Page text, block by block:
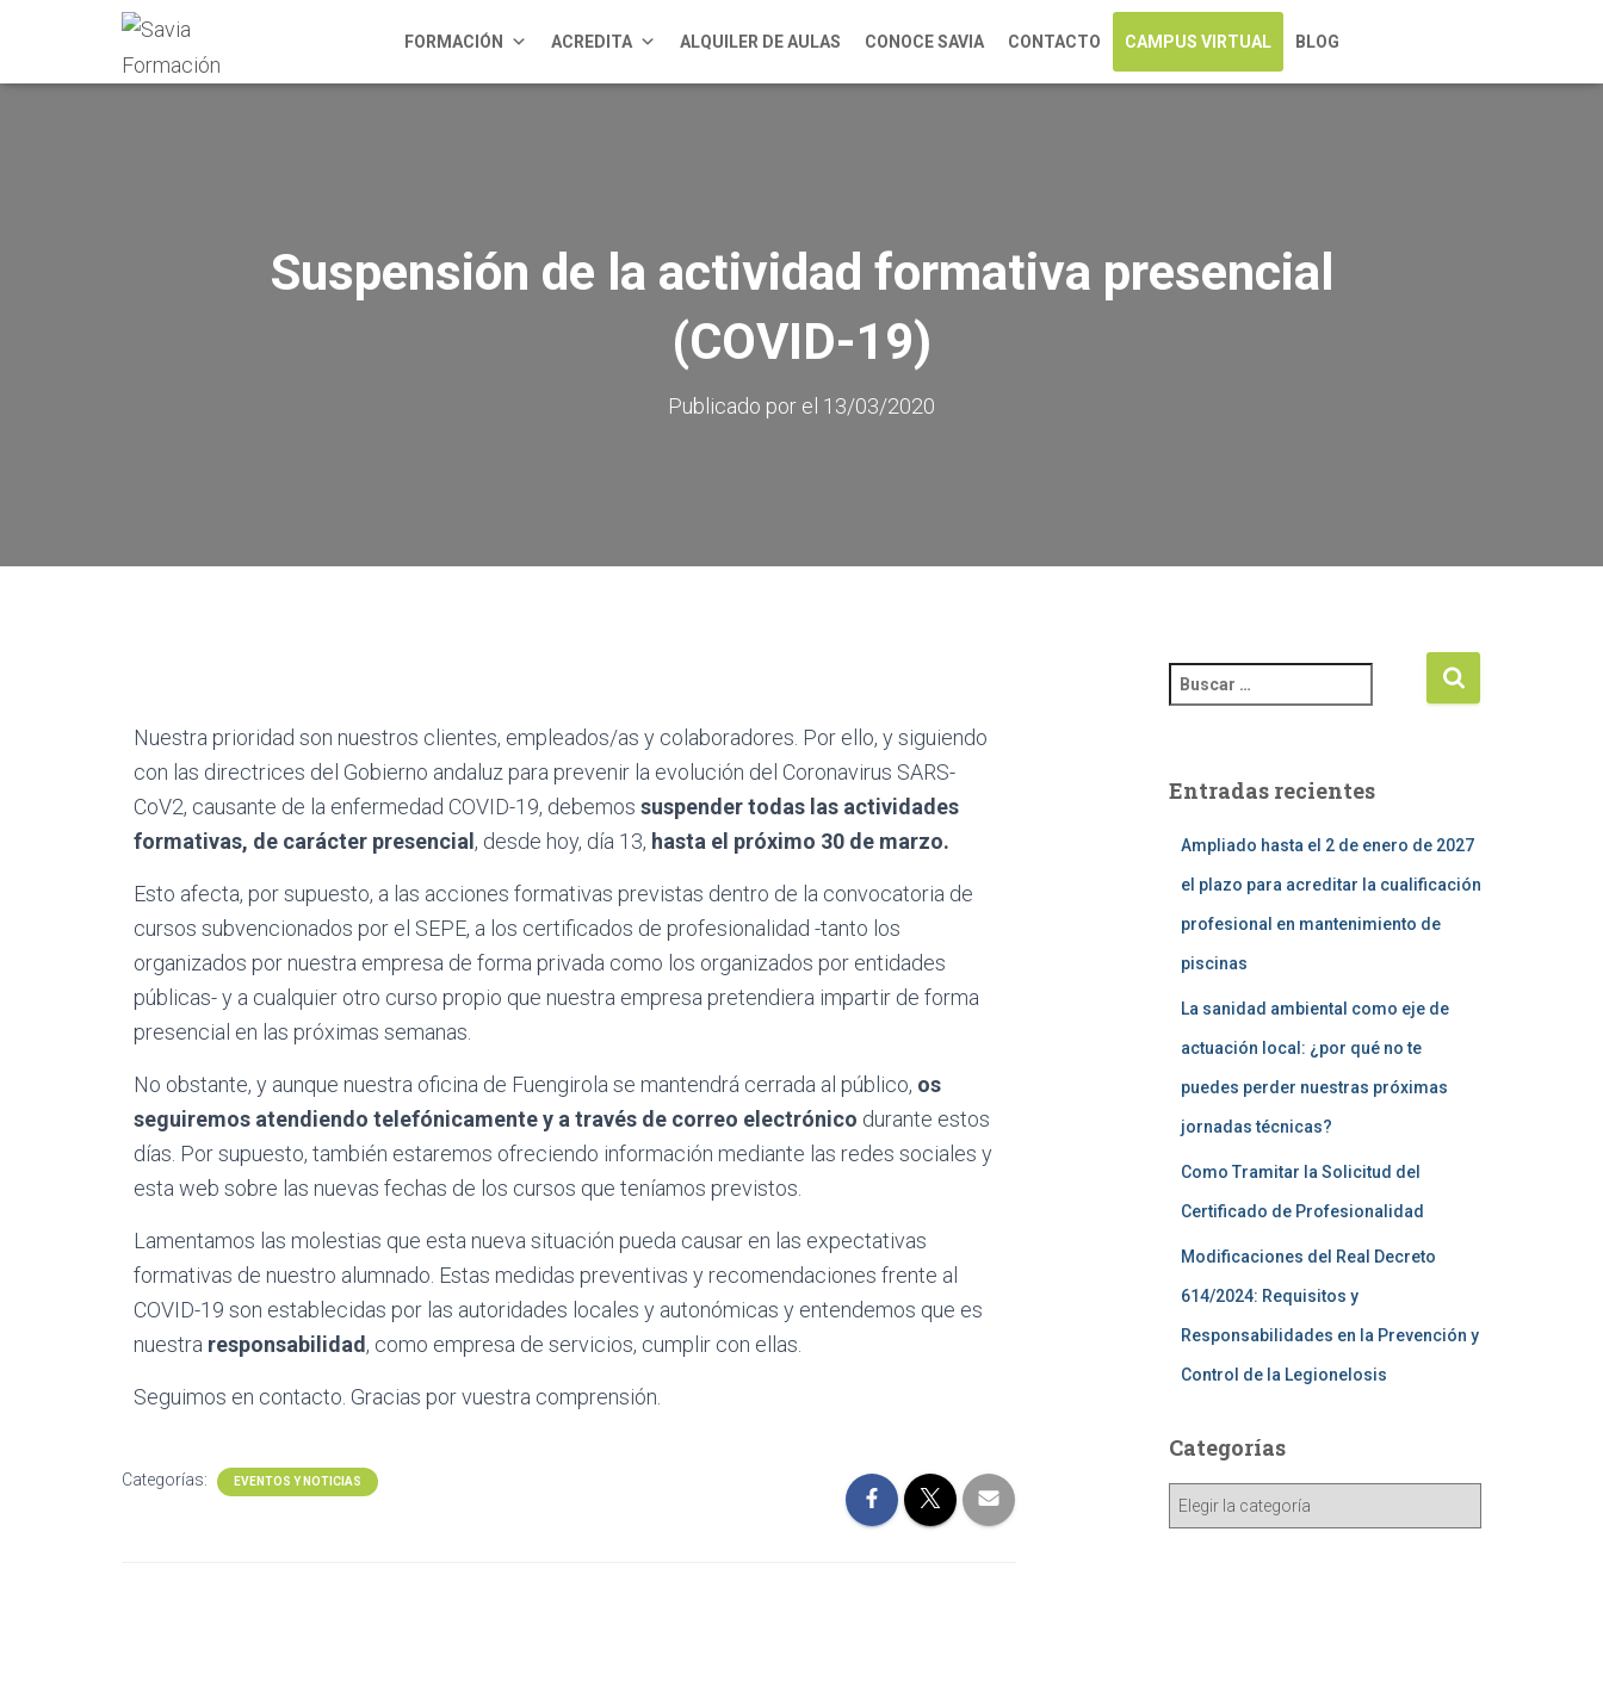
FORMACIÓN ACREDITA ALQUILER DE AULAS CONOCE SAVIA CONTACTO CAMPUS VIRTUAL BLOG
Suspensión de la actividad formativa presencial
(COVID-19)
Publicado por el 13/03/2020
Nuestra prioridad son nuestros clientes, empleados/as y colaboradores. Por ello, y siguiendo
con las directrices del Gobierno andaluz para prevenir la evolución del Coronavirus SARS-
CoV2, causante de la enfermedad COVID-19, debemos suspender todas las actividades
formativas, de carácter presencial , desde hoy, día 13, hasta el próximo 30 de marzo.
Esto afecta, por supuesto, a las acciones formativas previstas dentro de la convocatoria de
cursos subvencionados por el SEPE, a los certificados de profesionalidad -tanto los
organizados por nuestra empresa de forma privada como los organizados por entidades
públicas- y a cualquier otro curso propio que nuestra empresa pretendiera impartir de forma
presencial en las próximas semanas.
No obstante, y aunque nuestra oficina de Fuengirola se mantendrá cerrada al público, os
seguiremos atendiendo telefónicamente y a través de correo electrónico durante estos
días. Por supuesto, también estaremos ofreciendo información mediante las redes sociales y
esta web sobre las nuevas fechas de los cursos que teníamos previstos.
Lamentamos las molestias que esta nueva situación pueda causar en las expectativas
formativas de nuestro alumnado. Estas medidas preventivas y recomendaciones frente al
COVID-19 son establecidas por las autoridades locales y autonómicas y entendemos que es
nuestra responsabilidad , como empresa de servicios, cumplir con ellas.
Seguimos en contacto. Gracias por vuestra comprensión.
Categorías: EVENTOS Y NOTICIAS
Entradas recientes
Ampliado hasta el 2 de enero de 2027
el plazo para acreditar la cualificación
profesional en mantenimiento de
piscinas
La sanidad ambiental como eje de
actuación local: ¿por qué no te
puedes perder nuestras próximas
jornadas técnicas?
Como Tramitar la Solicitud del
Certificado de Profesionalidad
Modificaciones del Real Decreto
614/2024: Requisitos y
Responsabilidades en la Prevención y
Control de la Legionelosis
Categorías